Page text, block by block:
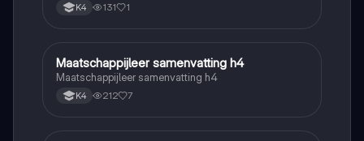
K4 131 1
Maatschappijleer
Maatschappijleer samenvatting h4
Maatschappijleer samenvatting h4
K4 212 7